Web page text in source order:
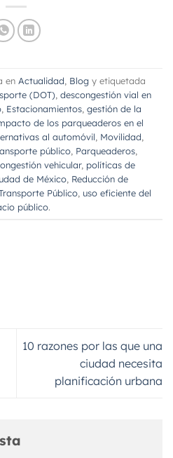
en Actualidad Blog y etiquetada
(DOT), descongestión vial en
, Estacionamientos, gestión de la
de los parqueaderos en el
al automóvil Movilidad
público Parqueaderos
vehicular, políticas de
de México Reducción de
Público, uso eficiente del
público.
10 razones por las que una
ciudad necesita
planificación urbana